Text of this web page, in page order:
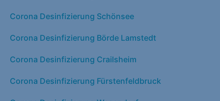
Corona Desinfizierung Schönsee
Corona Desinfizierung Börde Lamstedt
Corona Desinfizierung Crailsheim
Corona Desinfizierung Fürstenfeldbruck